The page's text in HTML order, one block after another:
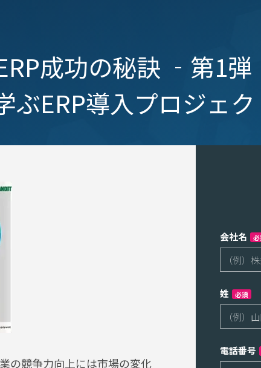
成功の秘訣 ‐第1弾
ぶERP導入プロジェ
の競争力向上には市場の変化
会社名
姓 必須
電話番号